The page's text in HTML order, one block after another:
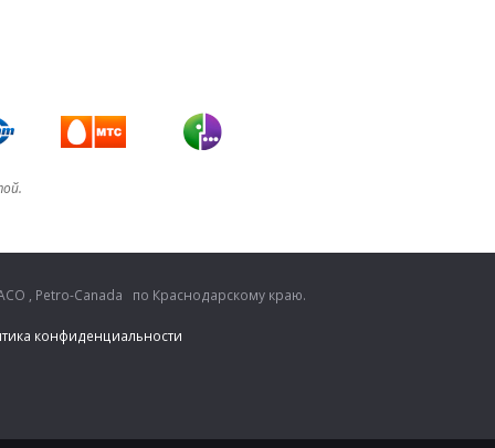
, Petro-Canada по Краснодарскому краю.
конфиденциальности